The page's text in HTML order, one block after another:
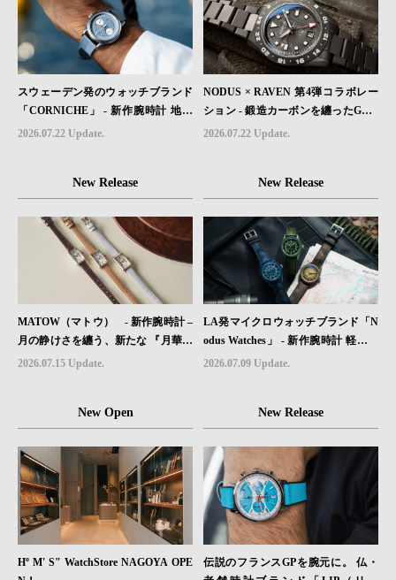
スウェーデン発のウォッチブランド
「CORNICHE」 - 新作腕時計 地中
海の夏を映す、爽やかなブルーダイ
2026.07.22 Update.
NODUS × RAVEN 第4弾コラボレー
ション - 鍛造カーボンを纏ったGMT
ウォッチ「TRAILTREKKER CARB
2026.07.22 Update.
New Release
MATOW（マトウ） - 新作腕時計 –
月の静けさを纏う、新たな 『月華』
レザーモデル４型登場。
2026.07.15 Update.
New Release
LA発マイクロウォッチブランド「N
odus Watches」 - 新作腕時計 軽さと
堅牢性を両立したフィールドウォッ
2026.07.09 Update.
New Open
Hº M' S" WatchStore NAGOYA OPE
New Release
伝説のフランスGPを腕元に。 仏・